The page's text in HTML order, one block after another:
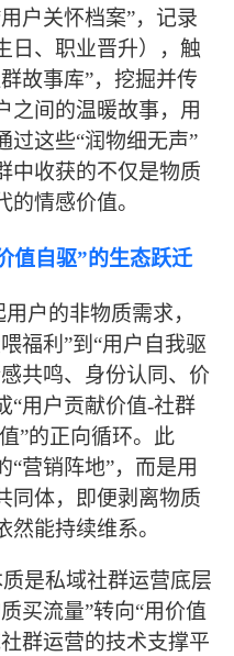
用户关怀档案”，记录
日、职业晋升），触
故事库”，挖掘并传
之间的温暖故事，用
过这些“润物细无声”
中收获的不仅是物质
情感价值。
值自驱”的生态跃迁
户的非物质需求，
福利”到“用户自我驱
共鸣、身份认同、价
“用户贡献价值-社群
”的正向循环。此
“营销阵地”，而是用
同体，即便剥离物质
能持续维系。
是私域社群运营底层
买流量”转向“用价值
群运营的技术支撑平